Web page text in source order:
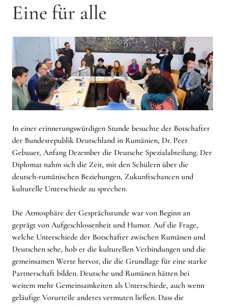
Eine für alle
In einer erinnerungswürdigen Stunde besuchte der Botschafter
der Bundesrepublik Deutschland in Rumänien, Dr. Peer
Gebauer, Anfang Dezember die Deutsche Spezialabteilung. Der
Diplomat nahm sich die Zeit, mit den Schülern über die
deutsch-rumänischen Beziehungen, Zukunftschancen und
kulturelle Unterschiede zu sprechen.
Die Atmosphäre der Gesprächsrunde war von Beginn an
geprägt von Aufgeschlossenheit und Humor. Auf die Frage,
welche Unterschiede der Botschafter zwischen Rumänen und
Deutschen sehe, hob er die kulturellen Verbindungen und die
gemeinsamen Werte hervor, die die Grundlage für eine starke
Partnerschaft bilden. Deutsche und Rumänen hätten bei
weitem mehr Gemeinsamkeiten als Unterschiede, auch wenn
geläufige Vorurteile anderes vermuten ließen. Dass die